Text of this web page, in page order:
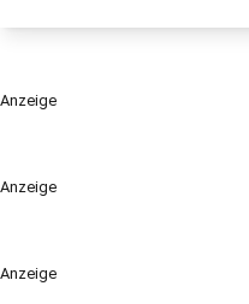
Anzeige
Anzeige
Anzeige